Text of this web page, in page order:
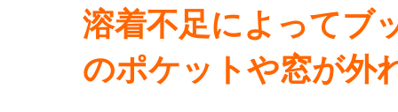
溶着不足によってブ
のポケットや窓が外